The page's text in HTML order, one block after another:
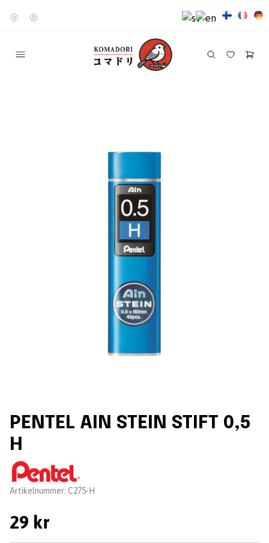
PENTEL AIN STEIN STIFT 0,5
H
Leverantör:
Artikelnummer: C275-H
29 kr